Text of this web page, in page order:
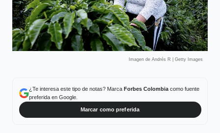
Imagen de Andrés R | Getty Images
¿Te interesa este tipo de notas? Marca Forbes Colombiacomo fuente
preferida en Google.
Marcar como preferida